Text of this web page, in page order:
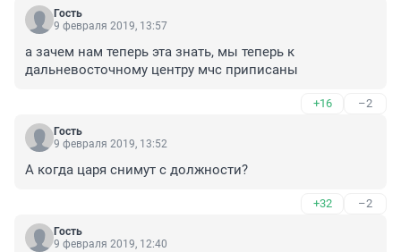
Гость
9 февраля 2019, 13:57
а зачем нам теперь эта знать, мы теперь к
дальневосточному центру мчс приписаны
+16 –2
Гость
9 февраля 2019, 13:52
А когда царя снимут с должности?
+32 –2
Гость
9 февраля 2019, 12:40